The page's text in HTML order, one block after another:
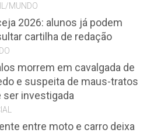
MUNDO
2026: alunos já podem
cartilha de redação
morrem em cavalgada de
e suspeita de maus-tratos
ser investigada
entre moto e carro deixa